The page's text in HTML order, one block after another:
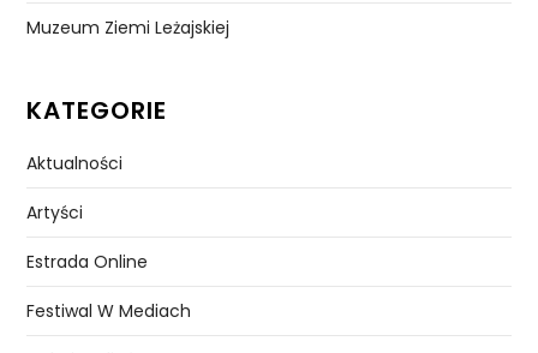
Muzeum Ziemi Leżajskiej
KATEGORIE
Aktualności
Artyści
Estrada Online
Festiwal W Mediach